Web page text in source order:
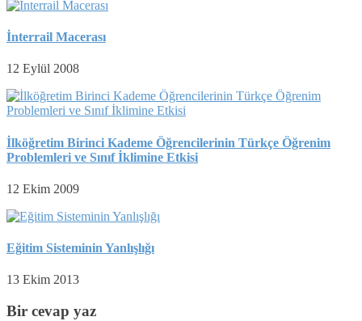
İnterrail Macerası
12 Eylül 2008
İlköğretim Birinci Kademe Öğrencilerinin Türkçe Öğrenim
Problemleri ve Sınıf İklimine Etkisi
12 Ekim 2009
Eğitim Sisteminin Yanlışlığı
13 Ekim 2013
Bir cevap yaz